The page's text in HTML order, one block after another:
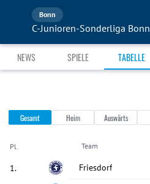
Bonn
C-Junioren-Sonderliga Bonn
NEWS SPIELE TABELLE
Gesamt Heim Auswärts
Pl. Team
1. Friesdorf